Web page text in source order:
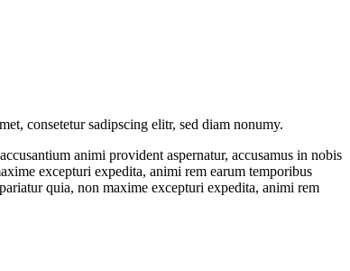
consetetur sadipscing elitr, sed diam nonumy.
animi provident aspernatur, accusamus in nobis
excepturi expedita, animi rem earum temporibus
quia, non maxime excepturi expedita, animi rem